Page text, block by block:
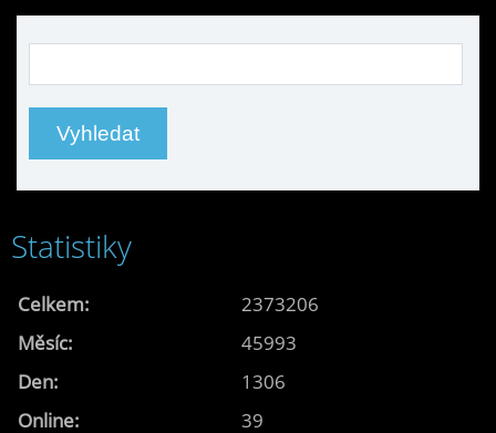
Statistiky
Online: 39
Celkem:
2373206
Měsíc:
45993
Den:
1306